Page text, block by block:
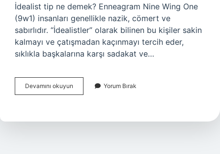
İdealist tip ne demek? Enneagram Nine Wing One
(9w1) insanları genellikle nazik, cömert ve
sabırlıdır. “İdealistler” olarak bilinen bu kişiler sakin
kalmayı ve çatışmadan kaçınmayı tercih eder,
sıklıkla başkalarına karşı sadakat ve…
Devamını okuyun
Edilmiş
Demek
Yorum Bırak